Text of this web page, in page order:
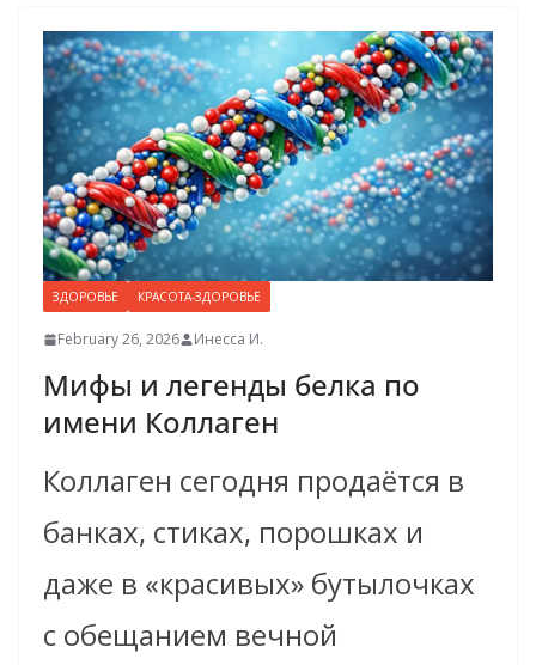
ЗДОРОВЬЕ КРАСОТА-ЗДОРОВЬЕ
February 26, 2026 Инесса И.
Мифы и легенды белка по
имени Коллаген
Коллаген сегодня продаётся в
банках, стиках, порошках и
даже в «красивых» бутылочках
с обещанием вечной